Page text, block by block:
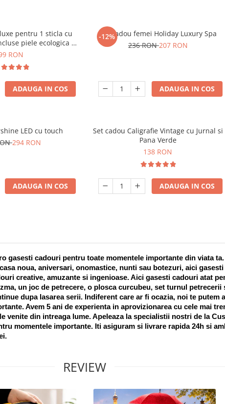
pentru 1 sticla cu
piele ecologica de
RON
ADAUGA IN COS
-12%
Set cadou femei Holiday Luxury Spa
236 RON207 RON
ADAUGA IN COS
LED cu touch
294 RON
ADAUGA IN COS
Set cadou Caligrafie Vintage cu Jurnal si
Pana Verde
138 RON
ADAUGA IN COS
gasesti cadouri pentru toate momentele importante din viata
noua, aniversari, onomastice, nunti sau botezuri, aici
creative, amuzante si ingenioase. Aici gasesti cadouri atat
un joc de petrecere, o plosca curcubeu, set turnul
dupa lasarea serii. Indiferent care ar fi ocazia, noi te putem
Avem 5 ani de experienta in aprovizionarea cu cele mai
venite din intreaga lume. Apeleaza la specialistii nostri de la
momentele importante. Iti asiguram si livrare rapida 24h si
REVIEW